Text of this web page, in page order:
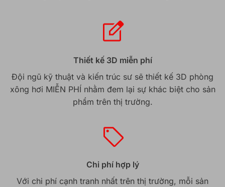
Thiết kế 3D miễn phí
Đội ngũ kỹ thuật và kiến trúc sư sẽ thiết kế 3D phòng
xông hơi MIỄN PHÍ nhằm đem lại sự khác biệt cho sản
phẩm trên thị trường.
Chi phí hợp lý
Với chi phí cạnh tranh nhất trên thị trường, mỗi sản